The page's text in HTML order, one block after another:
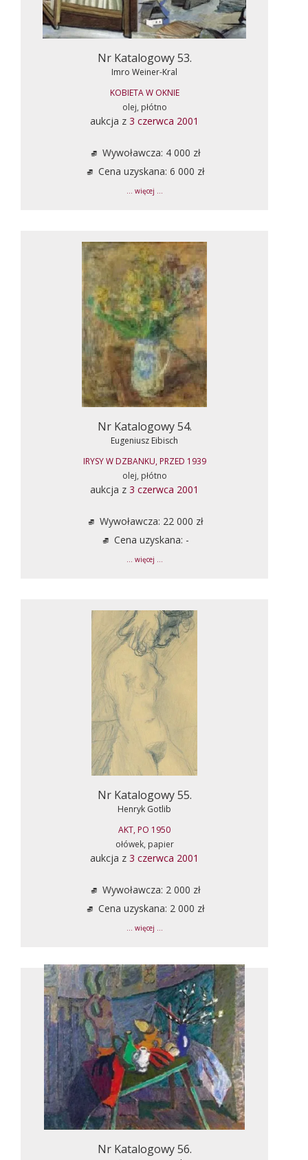
Nr Katalogowy 53.
Imro Weiner-Kral
KOBIETA W OKNIE
olej, płótno
aukcja z 3 czerwca 2001
Wywoławcza: 4 000 zł
Cena uzyskana: 6 000 zł
... więcej ...
Nr Katalogowy 54.
Eugeniusz Eibisch
IRYSY W DZBANKU, PRZED 1939
olej, płótno
aukcja z 3 czerwca 2001
Wywoławcza: 22 000 zł
Cena uzyskana: -
... więcej ...
Nr Katalogowy 55.
Henryk Gotlib
AKT, PO 1950
ołówek, papier
aukcja z 3 czerwca 2001
Wywoławcza: 2 000 zł
Cena uzyskana: 2 000 zł
... więcej ...
Nr Katalogowy 56.